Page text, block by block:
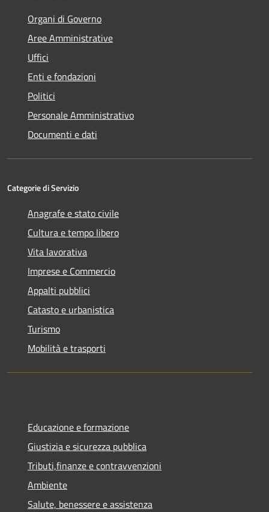
Organi di Governo
Aree Amministrative
Uffici
Enti e fondazioni
Politici
Personale Amministrativo
Documenti e dati
Categorie di Servizio
Anagrafe e stato civile
Cultura e tempo libero
Vita lavorativa
Imprese e Commercio
Appalti pubblici
Catasto e urbanistica
Turismo
Mobilità e trasporti
Educazione e formazione
Giustizia e sicurezza pubblica
Tributi,finanze e contravvenzioni
Ambiente
Salute, benessere e assistenza